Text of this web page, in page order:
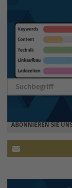
BLOG DURCHSUCHEN
ABONNIEREN SIE